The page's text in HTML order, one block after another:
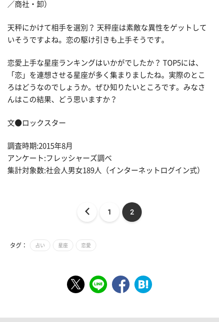
／商社・卸）
天秤にかけて相手を選別？ 天秤座は素敵な異性をゲットして
いそうですよね。恋の駆け引きも上手そうです。
恋愛上手な星座ランキングはいかがでしたか？ TOP5には、
「恋」を連想させる星座が多く集まりましたね。実際のとこ
ろはどうなのでしょうか。ぜひ知りたいところです。みなさ
んはこの結果、どう思いますか？
文●ロックスター
調査時期:2015年8月
アンケート:フレッシャーズ調べ
集計対象数:社会人男女189人（インターネットログイン式）
1 2
タグ： 占い 星座 恋愛